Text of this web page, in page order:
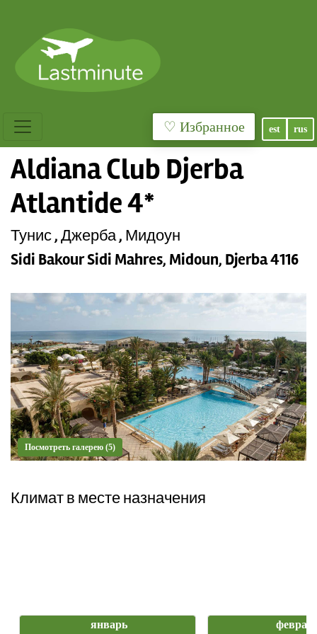
♡ Избранное est rus
Aldiana Club Djerba
Atlantide 4*
Тунис , Джерба , Мидоун
Sidi Bakour Sidi Mahres, Midoun, Djerba 4116
Посмотреть галерею (5)
Климат в месте назначения
январь